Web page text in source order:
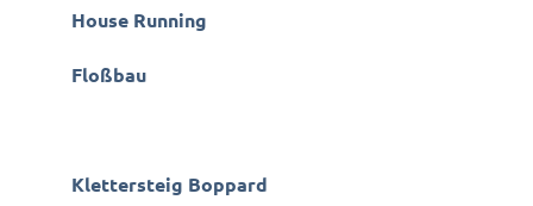
House Running
Floßbau
Klettersteig Boppard